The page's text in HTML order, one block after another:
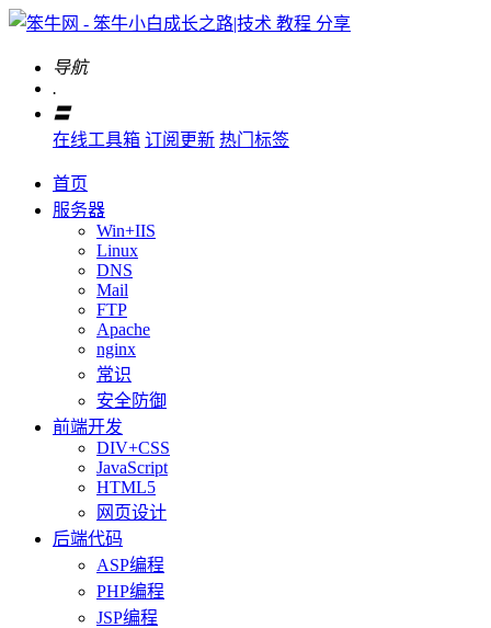
导航
.
〓
在线工具箱 订阅更新 热门标签
首页
服务器
Win+IIS
Linux
DNS
Mail
FTP
Apache
nginx
常识
安全防御
前端开发
DIV+CSS
JavaScript
HTML5
网页设计
后端代码
ASP编程
PHP编程
JSP编程